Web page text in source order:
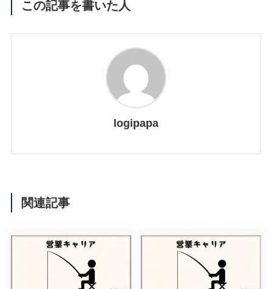
この記事を書いた人
logipapa
関連記事